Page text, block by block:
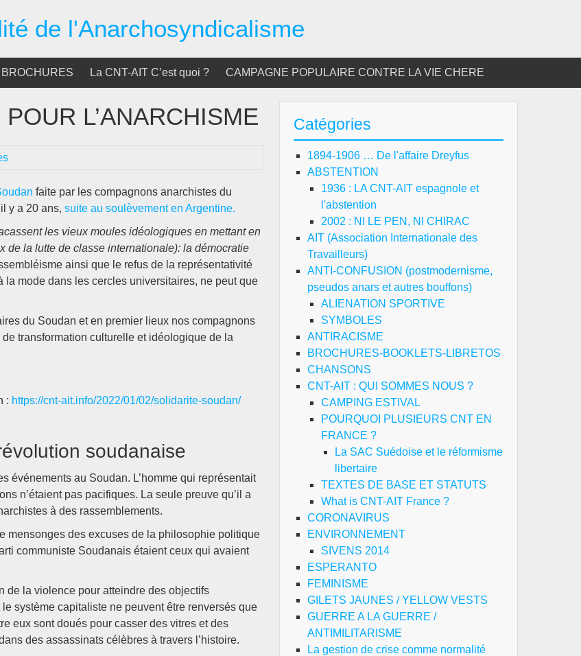
de l'Anarchosyndicalisme
BROCHURES La CNT-AIT C’est quoi ? CAMPAGNE POPULAIRE CONTRE LA VIE CHERE
L’ANARCHISME
faite par les compagnons anarchistes du
y a 20 ans, suite au soulèvement en Argentine.
les vieux moules idéologiques en mettant en
de la lutte de classe internationale): la démocratie
ainsi que le refus de la représentativité
mode dans les cercles universitaires, ne peut que
du Soudan et en premier lieux nos compagnons
transformation culturelle et idéologique de la
: https://cnt-ait.info/2022/01/02/solidarite-soudan/
soudanaise
événements au Soudan. L’homme qui représentait
n’étaient pas pacifiques. La seule preuve qu’il a
à des rassemblements.
mensonges des excuses de la philosophie politique
communiste Soudanais étaient ceux qui avaient
de la violence pour atteindre des objectifs
système capitaliste ne peuvent être renversés que
eux sont doués pour casser des vitres et des
des assassinats célèbres à travers l’histoire.
Catégories
1894-1906 … De l'affaire Dreyfus
ABSTENTION
1936 : LA CNT-AIT espagnole et
l'abstention
2002 : NI LE PEN, NI CHIRAC
AIT (Association Internationale des
Travailleurs)
ANTI-CONFUSION (postmodernisme,
pseudos anars et autres bouffons)
ALIENATION SPORTIVE
SYMBOLES
ANTIRACISME
BROCHURES-BOOKLETS-LIBRETOS
CHANSONS
CNT-AIT : QUI SOMMES NOUS ?
CAMPING ESTIVAL
POURQUOI PLUSIEURS CNT EN
FRANCE ?
La SAC Suédoise et le réformisme
libertaire
TEXTES DE BASE ET STATUTS
What is CNT-AIT France ?
CORONAVIRUS
ENVIRONNEMENT
SIVENS 2014
ESPERANTO
FEMINISME
GILETS JAUNES / YELLOW VESTS
GUERRE A LA GUERRE /
ANTIMILITARISME
La gestion de crise comme normalité